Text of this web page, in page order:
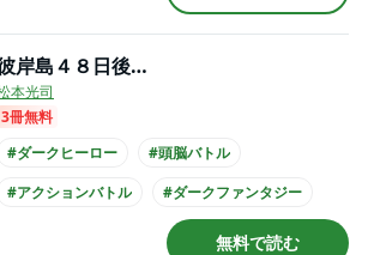
#深まる謎
#とてもバイオレンス
岸島４８日後…
本光司
3冊無料
#ダークヒーロー
#頭脳バトル
#アクションバトル
#ダークファンタジー
#緊迫感あふれる無料で読む